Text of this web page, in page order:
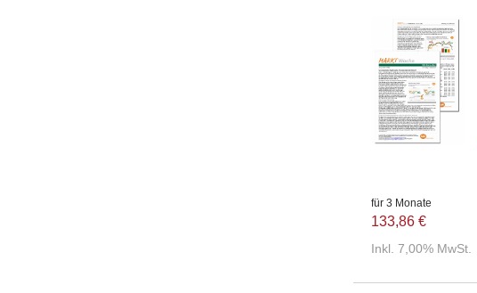
für 3 Monate
133,86 €
Inkl. 7,00% MwSt.